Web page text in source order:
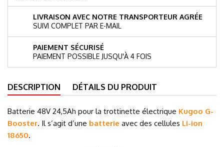
LIVRAISON AVEC NOTRE TRANSPORTEUR AGRÉE
SUIVI COMPLET PAR E-MAIL
PAIEMENT SÉCURISÉ
PAIEMENT POSSIBLE JUSQU'À 4 FOIS
DESCRIPTION DÉTAILS DU PRODUIT
Batterie 48V 24,5Ah pour la trottinette électrique Kugoo G-
Booster. Il s’agit d’une batterie avec des cellules Li-ion
18650.